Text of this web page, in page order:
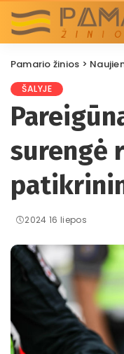
Pamario žinios >
ŠALYJE
surengė
2024 16 liepos